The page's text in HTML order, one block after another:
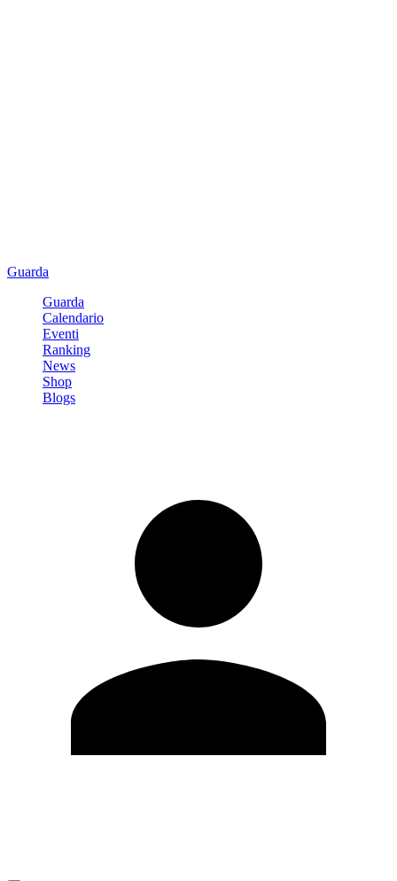
Guarda
Guarda
Calendario
Eventi
Ranking
News
Shop
Blogs